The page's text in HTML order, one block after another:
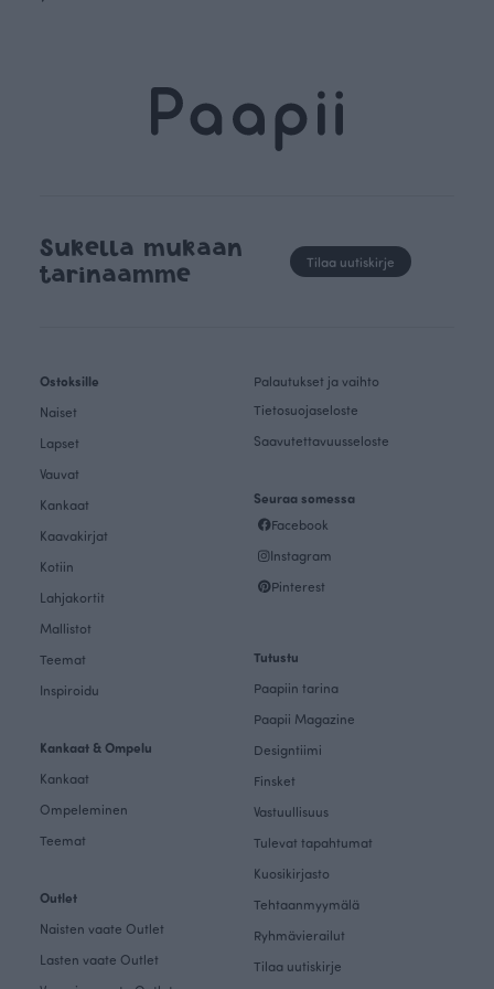
Sukella mukaan
tarinaamme
Tilaa uutiskirje
Ostoksille
Naiset
Lapset
Vauvat
Kankaat
Kaavakirjat
Kotiin
Lahjakortit
Mallistot
Teemat
Inspiroidu
Kankaat & Ompelu
Kankaat
Ompeleminen
Teemat
Outlet
Naisten vaate Outlet
Lasten vaate Outlet
Palautukset ja vaihto
Tietosuojaseloste
Saavutettavuusseloste
Seuraa somessa
Facebook
Instagram
Pinterest
Tutustu
Paapiin tarina
Paapii Magazine
Designtiimi
Finsket
Vastuullisuus
Tulevat tapahtumat
Kuosikirjasto
Tehtaanmyymälä
Ryhmävierailut
Tilaa uutiskirje